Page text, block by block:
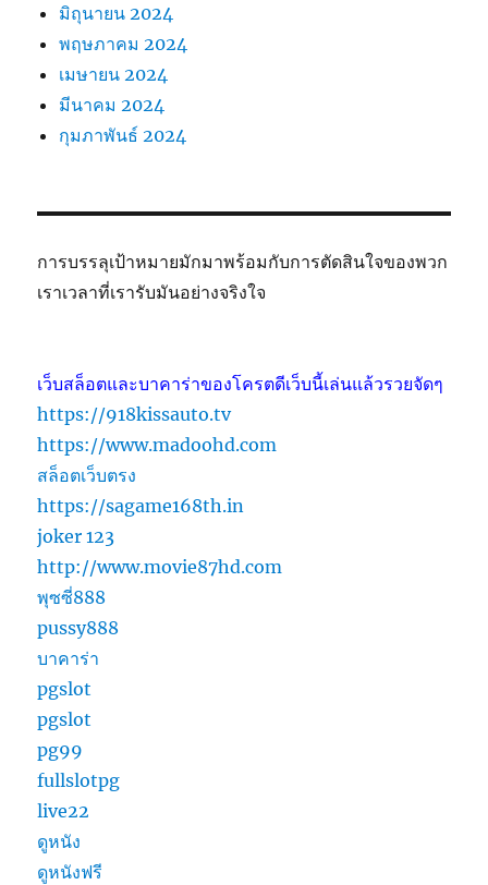
มิถุนายน 2024
พฤษภาคม 2024
เมษายน 2024
มีนาคม 2024
กุมภาพันธ์ 2024
การบรรลุเป้าหมายมักมาพร้อมกับการตัดสินใจของพวก
เราเวลาที่เรารับมันอย่างจริงใจ
เว็บสล็อตและบาคาร่าของโครตดีเว็บนี้เล่นแล้วรวยจัดๆ
https://918kissauto.tv
https://www.madoohd.com
สล็อตเว็บตรง
https://sagame168th.in
joker 123
http://www.movie87hd.com
พุซซี่888
pussy888
บาคาร่า
pgslot
pgslot
pg99
fullslotpg
live22
ดูหนัง
ดูหนังฟรี